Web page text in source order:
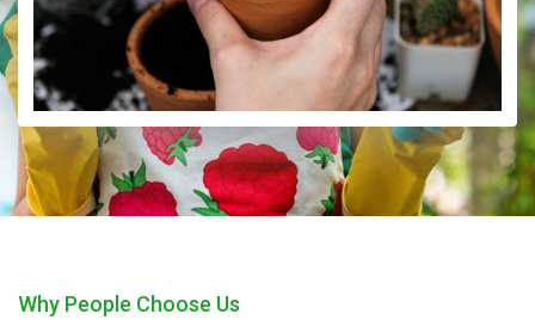
Why People Choose Us